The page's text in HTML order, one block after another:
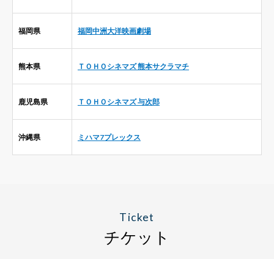
福岡県 福岡中洲大洋映画劇場
熊本県 ＴＯＨＯシネマズ 熊本サクラマチ
鹿児島県 ＴＯＨＯシネマズ 与次郎
沖縄県 ミハマ7プレックス
Ticket
チケット